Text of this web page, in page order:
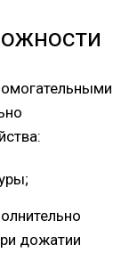
дожатии